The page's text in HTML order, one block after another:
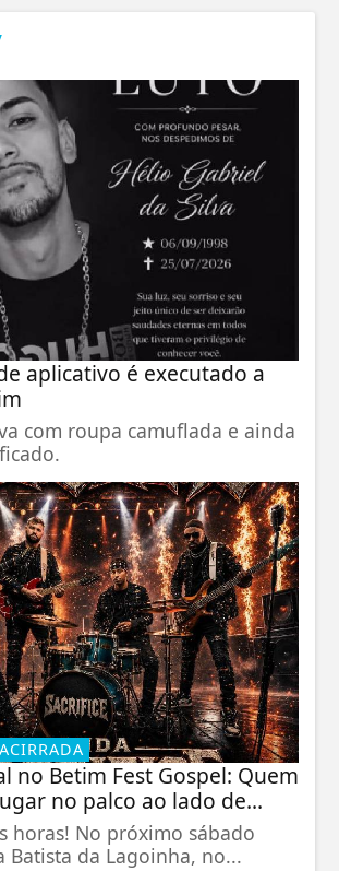
aplicativo é executado a
com roupa camuflada e ainda
no Betim Fest Gospel: Quem
no palco ao lado de...
horas! No próximo sábado
Batista da Lagoinha, no...